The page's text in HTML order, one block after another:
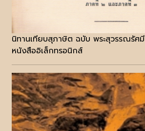
นิทานเทียบสุภาษิต ฉบับ พระสุวรรณรัศมี
หนังสืออิเล็กทรอนิกส์